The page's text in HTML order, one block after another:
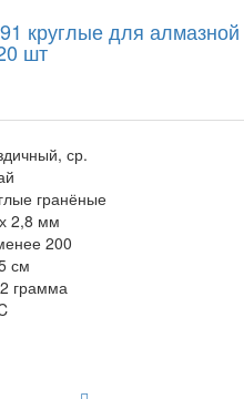
круглые для алмазной
шт
ср.
гранёные
2,8 мм
200
см
грамма